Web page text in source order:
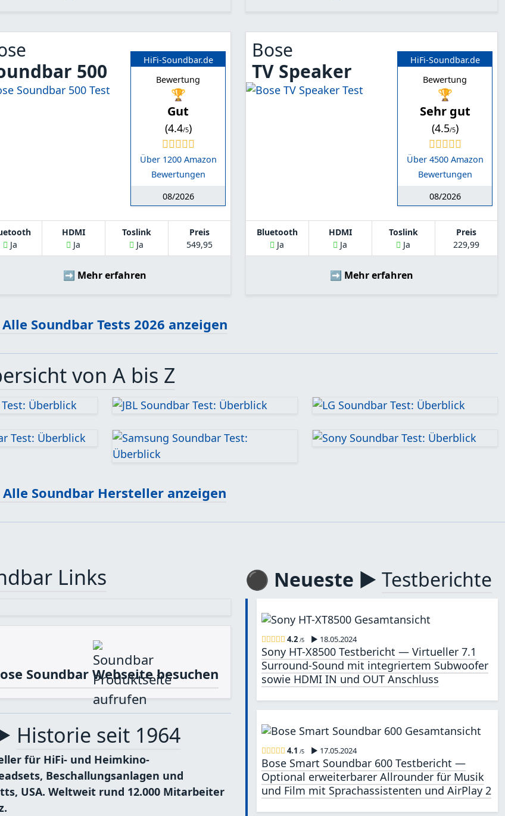
500
HiFi-Soundbar.de
Bewertung
🏆
Gut
(4.4/5)
Über 1200 Amazon
Bewertungen
08/2026
Ja
HDMI
Ja
Toslink
Ja
Preis
549,95
➡️ Mehr erfahren
Bose
TV Speaker
HiFi-Soundbar.de
Bewertung
🏆
Sehr gut
(4.5/5)
Über 4500 Amazon
Bewertungen
08/2026
Bluetooth
Ja
HDMI
Ja
Toslink
Ja
Preis
229,99
➡️ Mehr erfahren
Soundbar Tests 2026 anzeigen
von A bis Z
Soundbar Hersteller anzeigen
Links
Soundbar Webseite besuchen
Historie seit 1964
für HiFi- und Heimkino-
Beschallungsanlagen und
USA. Weltweit rund 12.000 Mitarbeiter
⚫ Neueste ▶ Testberichte
4.2 /5 ▶ 18.05.2024
Sony HT-X8500 Testbericht — Virtueller 7.1
Surround-Sound mit integriertem Subwoofer
sowie HDMI IN und OUT Anschluss
4.1 /5 ▶ 17.05.2024
Bose Smart Soundbar 600 Testbericht —
Optional erweiterbarer Allrounder für Musik
und Film mit Sprachassistenten und AirPlay 2